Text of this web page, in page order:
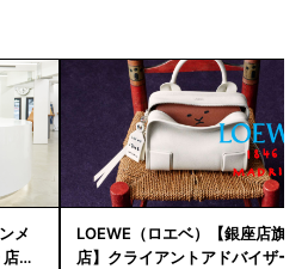
メ
長
LOEWE（ロエベ）【銀座店旗艦
店】クライアントアドバイザー